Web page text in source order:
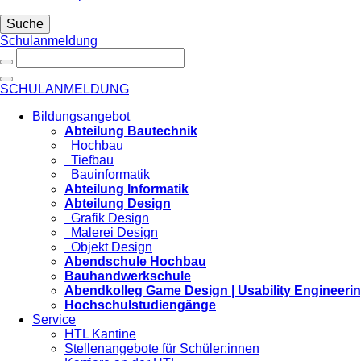
Suche
Schulanmeldung
SCHULANMELDUNG
Bildungsangebot
Abteilung Bautechnik
Hochbau
Tiefbau
Bauinformatik
Abteilung Informatik
Abteilung Design
Grafik Design
Malerei Design
Objekt Design
Abendschule Hochbau
Bauhandwerkschule
Abendkolleg Game Design | Usability
Hochschulstudiengänge
Service
HTL Kantine
Stellenangebote für Schüler:innen